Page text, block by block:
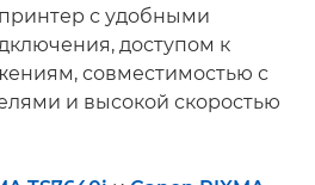
с удобными
доступом к
совместимостью с
и высокой скоростью